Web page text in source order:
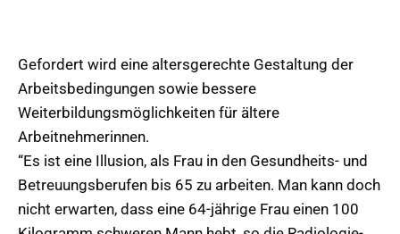
Gefordert wird eine altersgerechte Gestaltung der
Arbeitsbedingungen sowie bessere
Weiterbildungsmöglichkeiten für ältere
Arbeitnehmerinnen.
“Es ist eine Illusion, als Frau in den Gesundheits- und
Betreuungsberufen bis 65 zu arbeiten. Man kann doch
nicht erwarten, dass eine 64-jährige Frau einen 100